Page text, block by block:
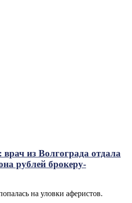
из Волгограда отдала
рублей брокеру-
на уловки аферистов.